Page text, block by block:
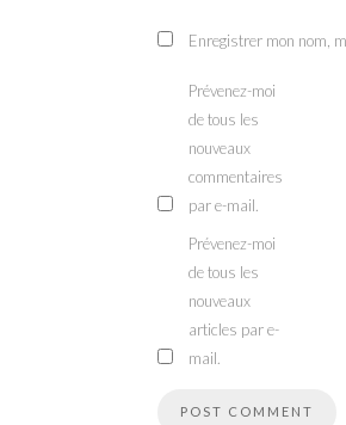
Enregistrer mon nom,
Prévenez-moi
de tous les
nouveaux
commentaires
par e-mail.
Prévenez-moi
de tous les
nouveaux
articles par e-
mail.